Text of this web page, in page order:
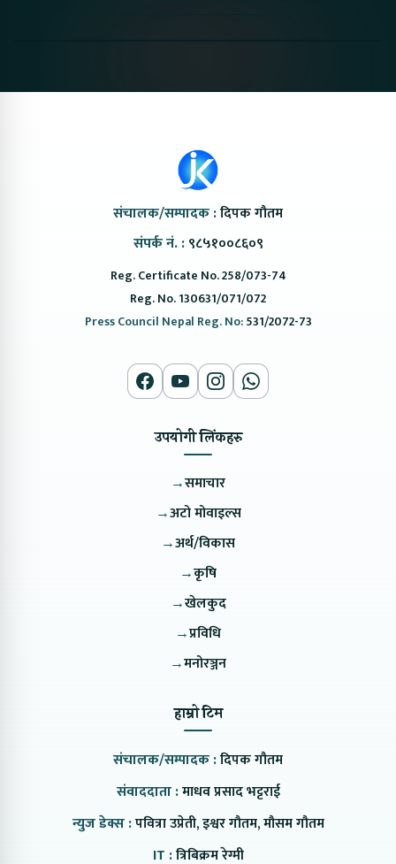
संचालक/सम्पादक :दिपक गौतम
संपर्क नं. : ९८५१००८६०९
Reg. Certificate No. 258/073-74
Reg. No. 130631/071/072
Press Council Nepal Reg. No:531/2072-73
उपयोगी लिंकहरु
→समाचार
→अटो मोवाइल्स
→अर्थ/विकास
→कृषि
→खेलकुद
→प्रविधि
→मनोरञ्जन
हाम्रो टिम
संचालक/सम्पादक :दिपक गौतम
संवाददाता :माधव प्रसाद भट्टराई
न्युज डेक्स :पवित्रा उप्रेती, इश्वर गौतम, मौसम गौतम
IT :त्रिबिक्रम रेग्मी